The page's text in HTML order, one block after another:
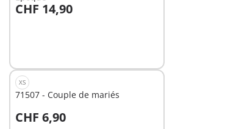
CHF 14,90
Au panier
XS
71507 - Couple de mariés
CHF 6,90
Au panier